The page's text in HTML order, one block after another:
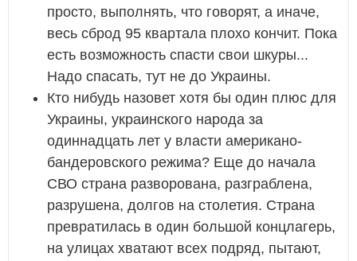
просто, выполнять, что говорят, а иначе,
весь сброд 95 квартала плохо кончит. Пока
есть возможность спасти свои шкуры...
Надо спасать, тут не до Украины.
Кто нибудь назовет хотя бы один плюс для
Украины, украинского народа за
одиннадцать лет у власти американо-
бандеровского режима? Еще до начала
СВО страна разворована, разграблена,
разрушена, долгов на столетия. Страна
превратилась в один большой концлагерь,
на улицах хватают всех подряд, пытают,